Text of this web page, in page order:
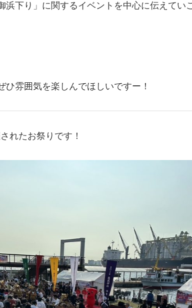
浜下り」に関するイベントを中心に伝えてい
雰囲気を楽しんでほしいですー！
れたお祭りです！